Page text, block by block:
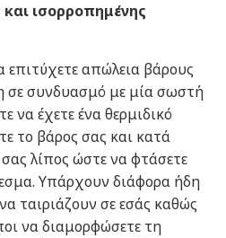
ισορροπημένης
επιτύχετε απώλεια βάρους
σε συνδυασμό με μία σωστή
να έχετε ένα θερμιδικό
το βάρος σας και κατά
λίπος ώστε να φτάσετε
Υπάρχουν διάφορα ήδη
ταιριάζουν σε εσάς καθώς
να διαμορφώσετε τη